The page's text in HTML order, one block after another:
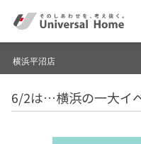
ユニバーサル ホームの
横浜平沼店
ブログ
6/2は…横浜の一大イ